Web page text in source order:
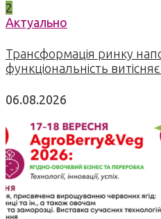
2
Актуально
Трансформація ринку
функціональність
06.08.2026